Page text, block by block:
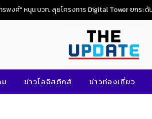
ข่าวโลจิสติกส์ ข่าวท่องเที่ยว